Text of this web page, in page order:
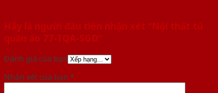
Hãy là người đầu tiên nhận xét “Nội thất tủ
quần áo 77-TQA-SGD”
Đánh giá của bạn
Nhận xét của bạn *